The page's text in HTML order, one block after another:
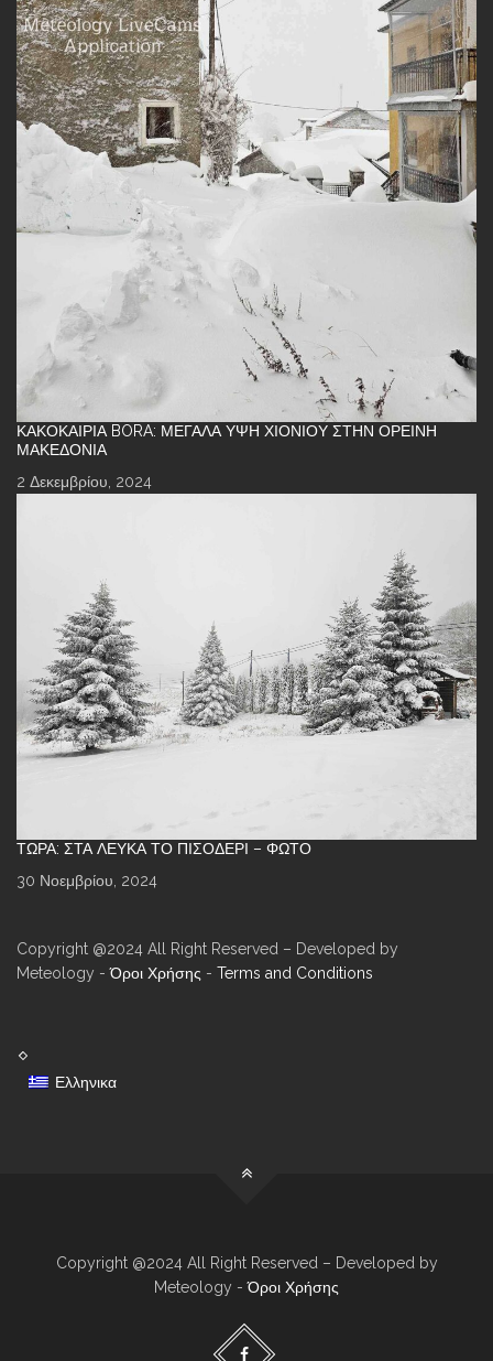
ΚΑΚΟΚΑΙΡΊΑ BORA: ΜΕΓΆΛΑ ΎΨΗ ΧΙΟΝΙΟΎ ΣΤΗΝ ΟΡΕΙΝΉ
ΜΑΚΕΔΟΝΊΑ
2 Δεκεμβρίου, 2024
ΤΏΡΑ: ΣΤΑ ΛΕΥΚΆ ΤΟ ΠΙΣΟΔΈΡΙ – ΦΩΤΌ
30 Νοεμβρίου, 2024
Copyright @2024 All Right Reserved – Developed by
Meteology -Όροι Χρήσης - Terms and Conditions
Ελληνικα
Copyright @2024 All Right Reserved – Developed by
Meteology -Όροι Χρήσης